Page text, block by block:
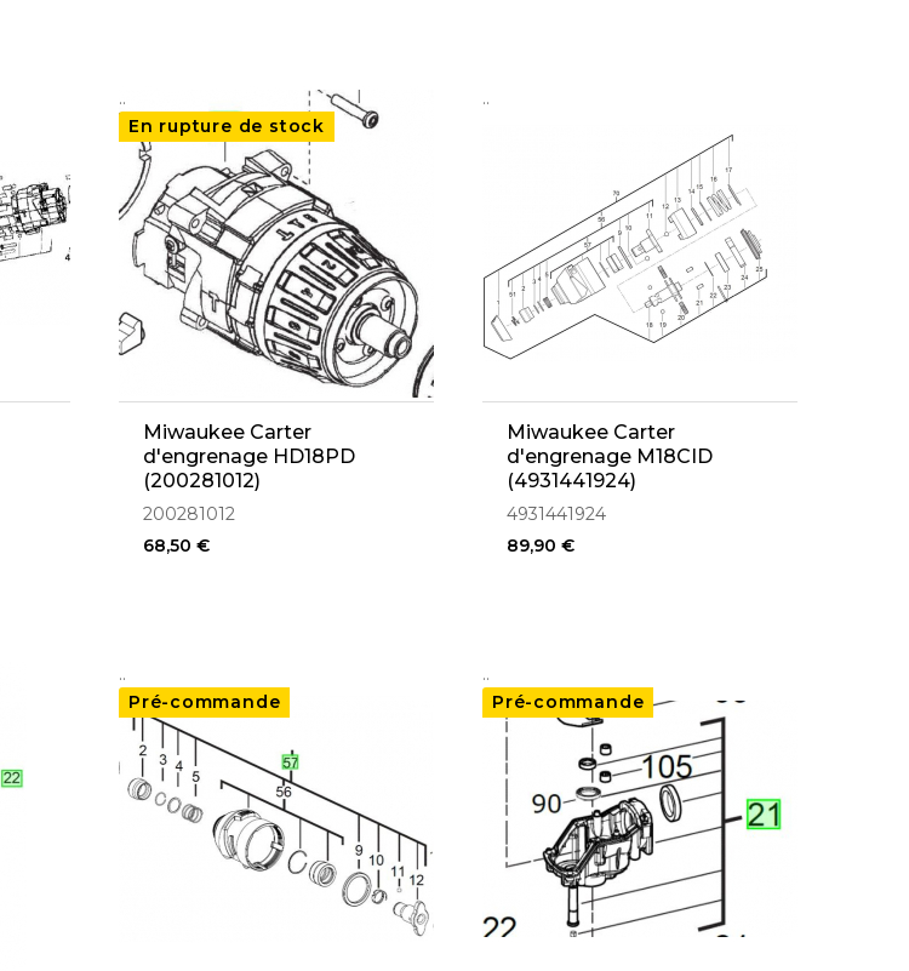
..
En rupture de stock
Miwaukee Carter
d'engrenage HD18PD
(200281012)
200281012
68,50 €
..
Miwaukee Carter
d'engrenage M18CID
(4931441924)
4931441924
89,90 €
..
Pré-commande
..
Pré-commande